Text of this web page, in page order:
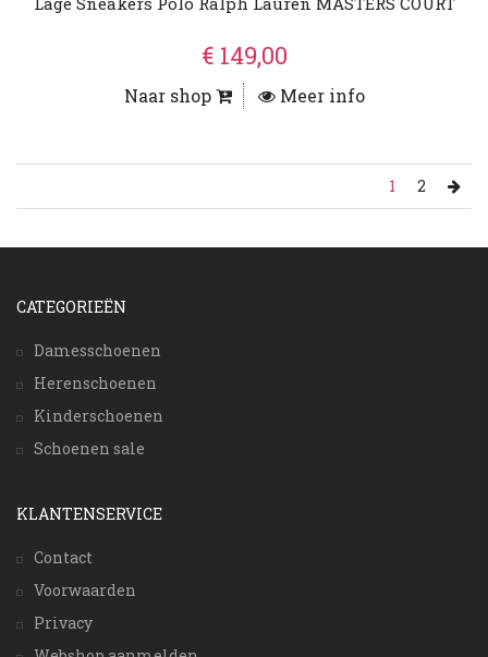
€ 149,00
Naar shop Meer info
1 2
CATEGORIEËN
Damesschoenen
Herenschoenen
Kinderschoenen
Schoenen sale
KLANTENSERVICE
Contact
Voorwaarden
Privacy